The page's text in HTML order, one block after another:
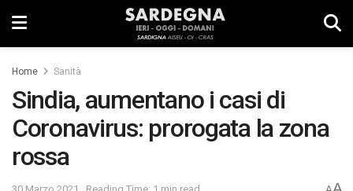
Home Sanità
Sindia, aumentano i casi di
Coronavirus: prorogata la zona
rossa